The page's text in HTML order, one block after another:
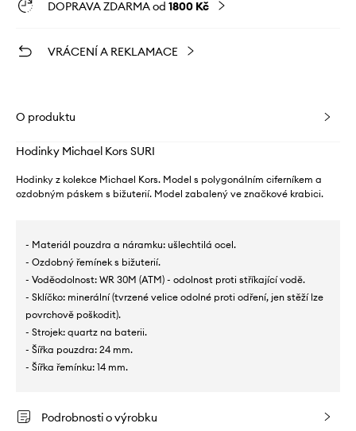
DOPRAVA ZDARMA od 1800 Kč
VRÁCENÍ A REKLAMACE
O produktu
Hodinky Michael Kors SURI
Hodinky z kolekce Michael Kors. Model s polygonálním ciferníkem a
ozdobným páskem s bižuterií. Model zabalený ve značkové krabici.
- Materiál pouzdra a náramku: ušlechtilá ocel.
- Ozdobný řemínek s bižuterií.
- Voděodolnost: WR 30M (ATM) - odolnost proti stříkající vodě.
- Sklíčko: minerální (tvrzené velice odolné proti odření, jen stěží lze
povrchově poškodit).
- Strojek: quartz na baterii.
- Šířka pouzdra: 24 mm.
- Šířka řemínku: 14 mm.
Podrobnosti o výrobku